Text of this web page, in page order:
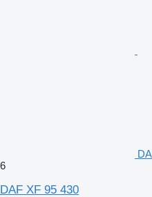
6
DAF XF 95 430